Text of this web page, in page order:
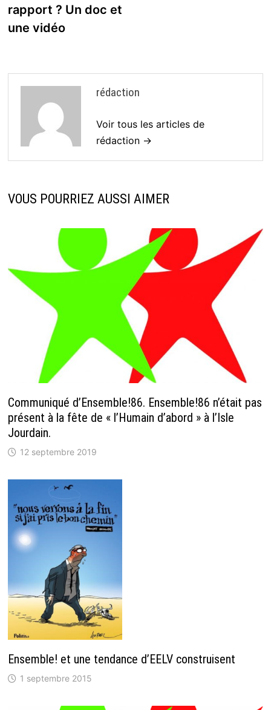
rapport ? Un doc et
une vidéo
rédaction
Voir tous les articles de
rédaction →
VOUS POURRIEZ AUSSI AIMER
Communiqué d’Ensemble!86. Ensemble!86 n’était pas
présent à la fête de « l’Humain d’abord » à l’Isle
Jourdain.
12 septembre 2019
Ensemble! et une tendance d’EELV construisent
1 septembre 2015